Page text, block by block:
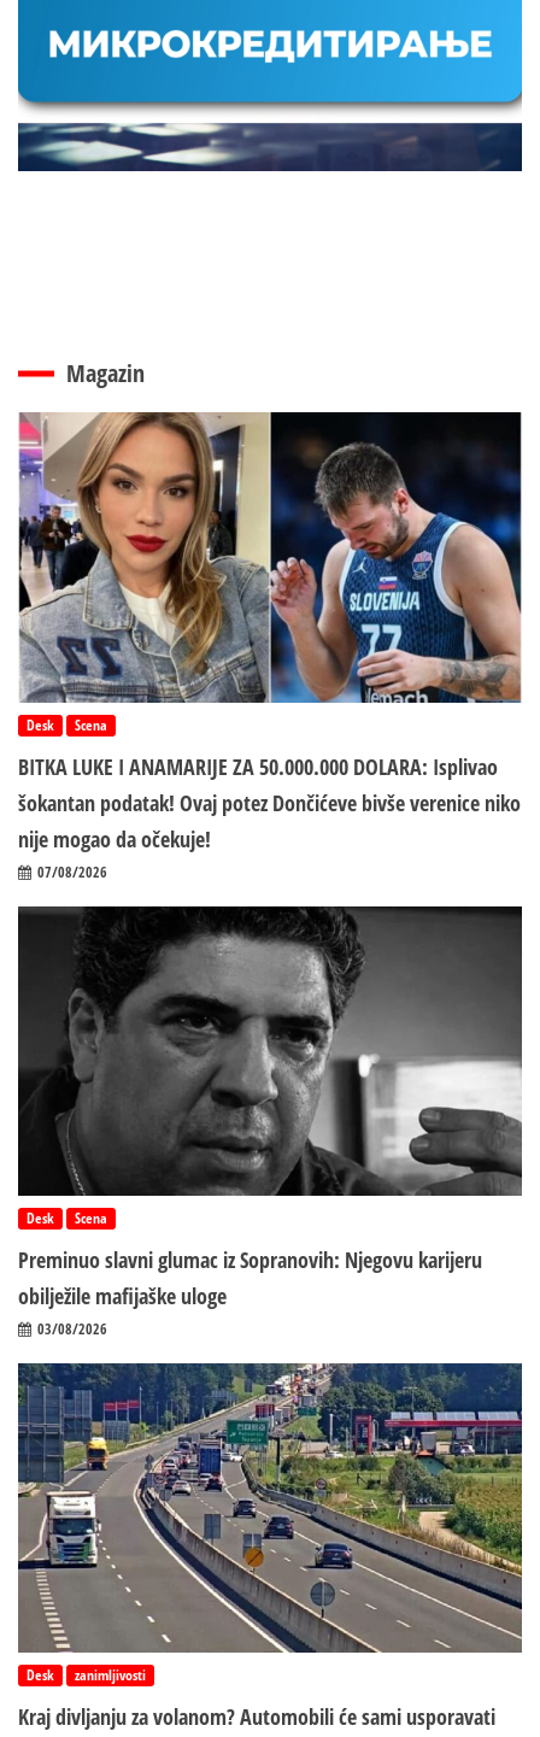
Magazin
Desk Scena
BITKA LUKE I ANAMARIJE ZA 50.000.000 DOLARA: Isplivao
šokantan podatak! Ovaj potez Dončićeve bivše verenice niko
nije mogao da očekuje!
07/08/2026
Desk Scena
Preminuo slavni glumac iz Sopranovih: Njegovu karijeru
obilježile mafijaške uloge
03/08/2026
Desk zanimljivosti
Kraj divljanju za volanom? Automobili će sami usporavati